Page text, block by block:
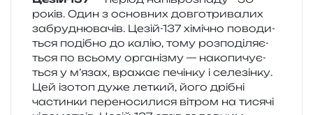
років. Один з основ­них дов­го­три­ва­лих
забру­дню­ва­чів. Цезій-137 хімі­чно пово­ди­
ться поді­бно до калію, тому роз­по­ді­ля­є­
ться по всьо­му орга­ні­зму — нако­пи­чу­є­
ться у м’язах, вра­жає печін­ку і селе­зін­ку.
Цей ізо­топ дуже леткий, його дрі­бні
частин­ки пере­но­си­ли­ся вітром на тися­чі